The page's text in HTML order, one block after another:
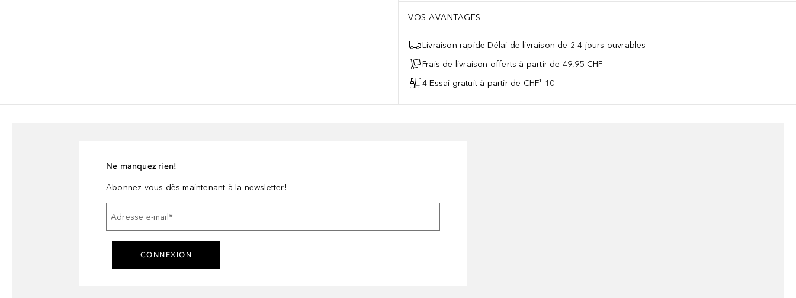
VOS AVANTAGES
Livraison rapide Délai de livraison de 2-4 jours ouvrables
Frais de livraison offerts à partir de 49,95 CHF
4 Essai gratuit à partir de CHF¹ 10
Ne manquez rien!
Abonnez-vous dès maintenant à la newsletter!
Adresse e-mail *
CONNEXION